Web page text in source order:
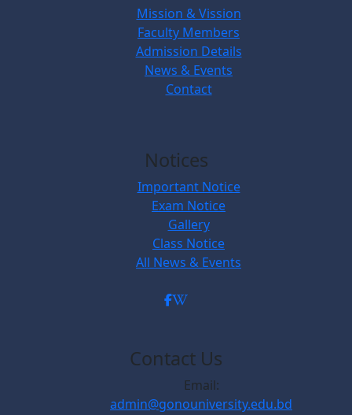
Mission & Vission
Faculty Members
Admission Details
News & Events
Contact
Notices
Important Notice
Exam Notice
Gallery
Class Notice
All News & Events
Contact Us
Email:
admin@gonouniversity.edu.bd